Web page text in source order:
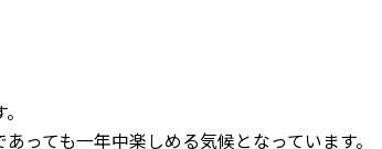
っても一年中楽しめる気候となっています。